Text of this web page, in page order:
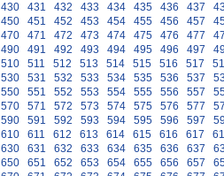
430 431 432 433 434 435 436 437
450 451 452 453 454 455 456 457
470 471 472 473 474 475 476 477
490 491 492 493 494 495 496 497
510 511 512 513 514 515 516 517
530 531 532 533 534 535 536 537
550 551 552 553 554 555 556 557
570 571 572 573 574 575 576 577
590 591 592 593 594 595 596 597
610 611 612 613 614 615 616 617
630 631 632 633 634 635 636 637
650 651 652 653 654 655 656 657